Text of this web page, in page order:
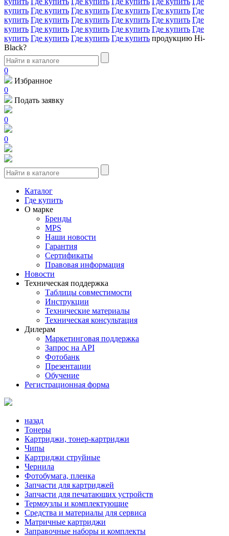
купить Где купить Где купить Где купить Где купить Где
купить Где купить Где купить Где купить Где купить Где
купить Где купить Где купить Где купить Где купить Где
купить Где купить Где купить Где купить продукцию Hi-
Black?
0
Избранное
0
Подать заявку
0
0
Каталог
Где купить
О марке
Бренды
MPS
Наши новости
Гарантия
Сертификаты
Правовая информация
Новости
Техническая поддержка
Таблицы совместимости
Инструкции
Технические материалы
Техническая консультация
Дилерам
Маркетинговая поддержка
Запрос на API
Фотобанк
Презентации
Обучение
Регистрационная форма
назад
Тонеры
Картриджи, тонер-картриджи
Чипы
Картриджи струйные
Чернила
Фотобумага, пленка
Запчасти для картриджей
Запчасти для печатающих устройств
Термоузлы и комплектующие
Средства и материалы для сервиса
Матричные картриджи
Заправочные наборы и комплекты